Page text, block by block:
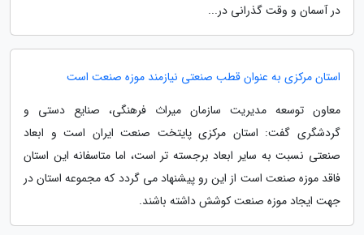
در آسمان و وقت گذرانی در...
استان مرکزی به عنوان قطب صنعتی نیازمند موزه صنعت است
معاون توسعه مدیریت سازمان میراث فرهنگی، صنایع دستی و
گردشگری گفت: استان مرکزی پایتخت صنعت ایران است و ابعاد
صنعتی نسبت به سایر ابعاد برجسته تر است، اما متاسفانه این استان
فاقد موزه صنعت است از این رو پیشنهاد می گردد که مجموعه استان در
جهت ایجاد موزه صنعت کوشش داشته باشند.